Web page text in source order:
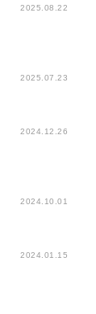
2025.08.22
2025.07.23
2024.12.26
2024.10.01
2024.01.15